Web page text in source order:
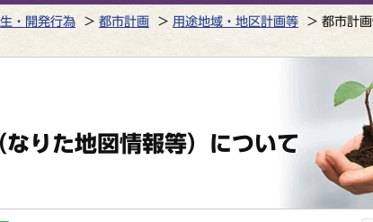
・開発行為 都市計画 用途地域・地区計画等
都市計
りた地図情報等）について